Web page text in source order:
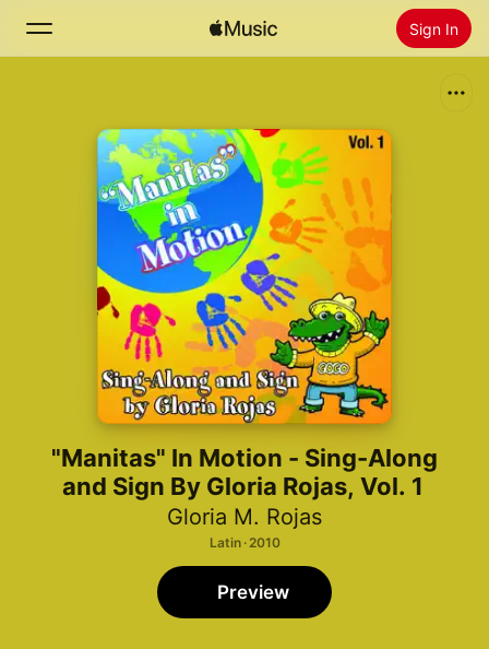
Sign In
Install Apple Music
"Manitas" In Motion - Sing-Along
and Sign By Gloria Rojas, Vol. 1
Gloria M. Rojas
Latin · 2010
Preview